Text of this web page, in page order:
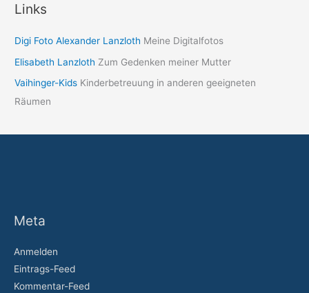
Links
Digi Foto Alexander Lanzloth Meine Digitalfotos
Elisabeth Lanzloth Zum Gedenken meiner Mutter
Vaihinger-Kids Kinderbetreuung in anderen geeigneten
Räumen
Meta
Anmelden
Eintrags-Feed
Kommentar-Feed